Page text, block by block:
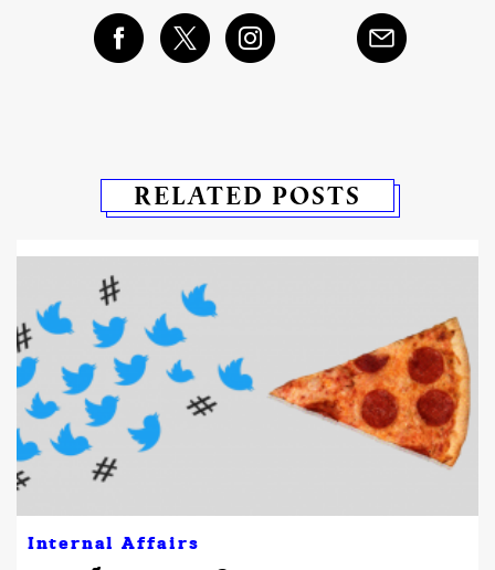
RELATED POSTS
Internal Affairs